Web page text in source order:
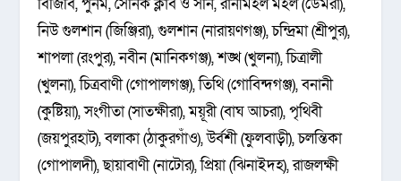
নিউ গুলশান (জিঞ্জিরা), গুলশান (নারায়ণগঞ্জ), চন্দ্রিমা (শ্রীপুর),
শাপলা (রংপুর), নবীন (মানিকগঞ্জ), শঙ্খ (খুলনা), চিত্রালী
(খুলনা), চিত্রবাণী (গোপালগঞ্জ), তিথি (গোবিন্দগঞ্জ), বনানী
(কুষ্টিয়া), সংগীতা (সাতক্ষীরা), ময়ূরী (বাঘ আচরা), পৃথিবী
(জয়পুরহাট), বলাকা (ঠাকুরগাঁও), উর্বশী (ফুলবাড়ী), চলন্তিকা
(গোপালদী), ছায়াবাণী (নাটোর), প্রিয়া (ঝিনাইদহ), রাজলক্ষী